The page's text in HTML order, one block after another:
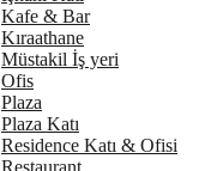
Kafe & Bar
Kıraathane
Müstakil İş yeri
Ofis
Plaza
Plaza Katı
Residence Katı & Ofisi
Restaurant